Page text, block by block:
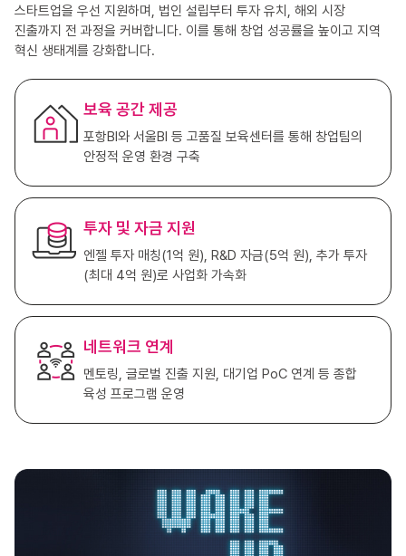
스타트업을 우선 지원하며, 법인 설립부터 투자 유치, 해외 시장
진출까지 전 과정을 커버합니다. 이를 통해 창업 성공률을 높이고 지역
혁신 생태계를 강화합니다.
보육 공간 제공
포항BI와 서울BI 등 고품질 보육센터를 통해 창업팀의
안정적 운영 환경 구축
투자 및 자금 지원
엔젤 투자 매칭(1억 원), R&D 자금(5억 원), 추가 투자
(최대 4억 원)로 사업화 가속화
네트워크 연계
멘토링, 글로벌 진출 지원, 대기업 PoC 연계 등 종합
육성 프로그램 운영